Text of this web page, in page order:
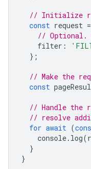
// Initialize
const request =
// Optional.
filter :
};
// Make the
const
// Handle the
// resolve
for await (
console. log(
}
}